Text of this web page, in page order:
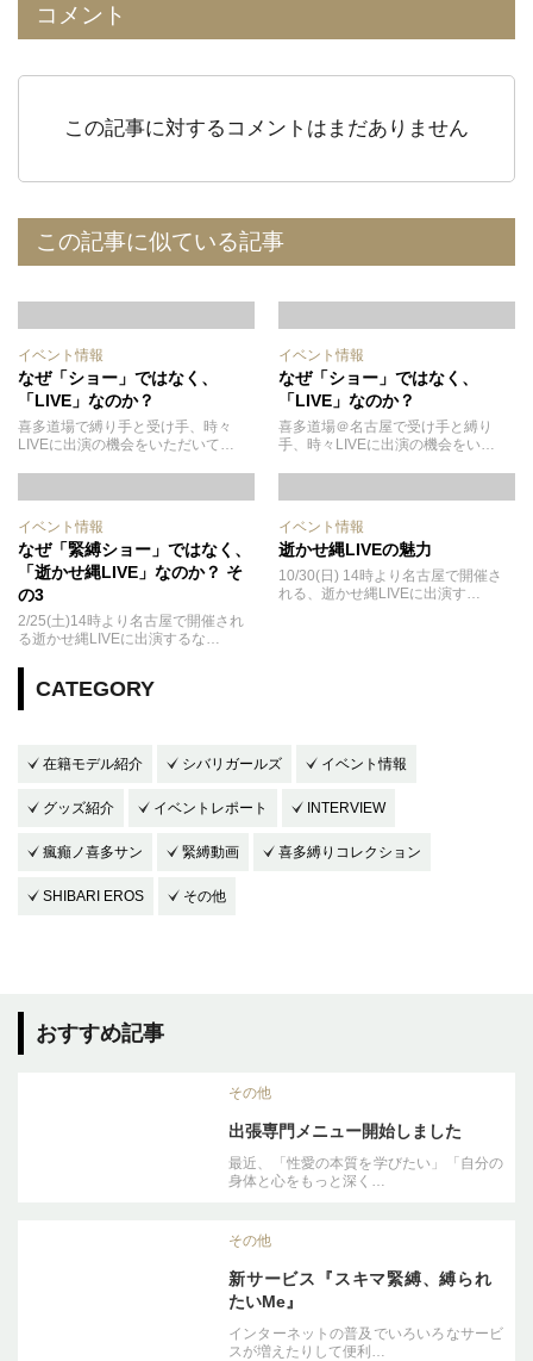
コメント
この記事に対するコメントはまだありません
この記事に似ている記事
イベント情報
なぜ「ショー」ではなく、
「LIVE」なのか？
喜多道場で縛り手と受け手、時々
LIVEに出演の機会をいただいて…
イベント情報
なぜ「ショー」ではなく、
「LIVE」なのか？
喜多道場＠名古屋で受け手と縛り
手、時々LIVEに出演の機会をい…
イベント情報
なぜ「緊縛ショー」ではなく、
「逝かせ縄LIVE」なのか？ そ
の3
2/25(土)14時より名古屋で開催され
る逝かせ縄LIVEに出演するな…
イベント情報
逝かせ縄LIVEの魅力
10/30(日) 14時より名古屋で開催さ
れる、逝かせ縄LIVEに出演す…
CATEGORY
在籍モデル紹介 シバリガールズ イベント情報
グッズ紹介 イベントレポート INTERVIEW
瘋癲ノ喜多サン 緊縛動画 喜多縛りコレクション
SHIBARI EROS その他
おすすめ記事
その他
出張専門メニュー開始しました
最近、「性愛の本質を学びたい」「自分の
身体と心をもっと深く…
その他
新サービス『スキマ緊縛、縛られ
たいMe』
インターネットの普及でいろいろなサービ
スが増えたりして便利…